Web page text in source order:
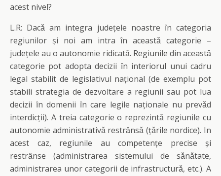
acest nivel?
L.R: Dacǎ am integra județele noastre ȋn categoria
regiunilor și noi am intra ȋn aceastǎ categorie –
județele au o autonomie ridicatǎ. Regiunile din aceastǎ
categorie pot adopta decizii ȋn interiorul unui cadru
legal stabilit de legislativul național (de exemplu pot
stabili strategia de dezvoltare a regiunii sau pot lua
decizii ȋn domenii ȋn care legile naționale nu prevǎd
interdicții). A treia categorie o reprezintǎ regiunile cu
autonomie administrativǎ restrȃnsǎ (țǎrile nordice). In
acest caz, regiunile au competențe precise și
restrȃnse (administrarea sistemului de sǎnǎtate,
administrarea unor categorii de infrastructurǎ, etc.). A